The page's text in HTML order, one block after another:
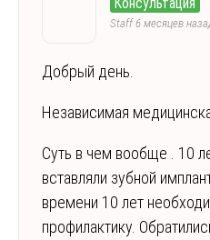
Консультация
Staff6 месяцев
Добрый день.
Независимая
Суть в чем вообще . 10
вставляли зубной
времени 10 лет
профилактику.